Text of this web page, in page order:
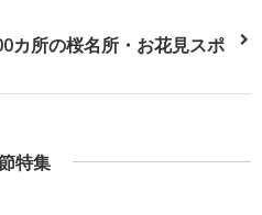
カ所の桜名所・お花見スポ
特集